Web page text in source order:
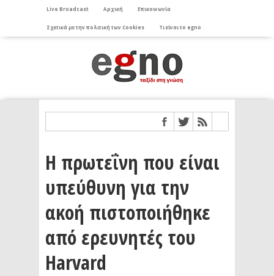
Live Broadcast Αρχική Επικοινωνία
Σχετικά με την πολιτική των Cookies Τι είναι το egno
Η πρωτεΐνη που είναι
υπεύθυνη για την
ακοή πιστοποιήθηκε
από ερευνητές του
Harvard